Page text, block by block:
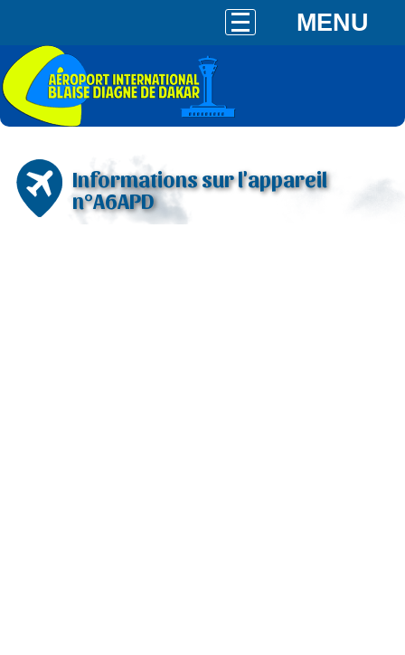
MENU
Informations sur l'appareil
n°A6APD